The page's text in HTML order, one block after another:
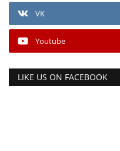
VK
Youtube
LIKE US ON FACEBOOK